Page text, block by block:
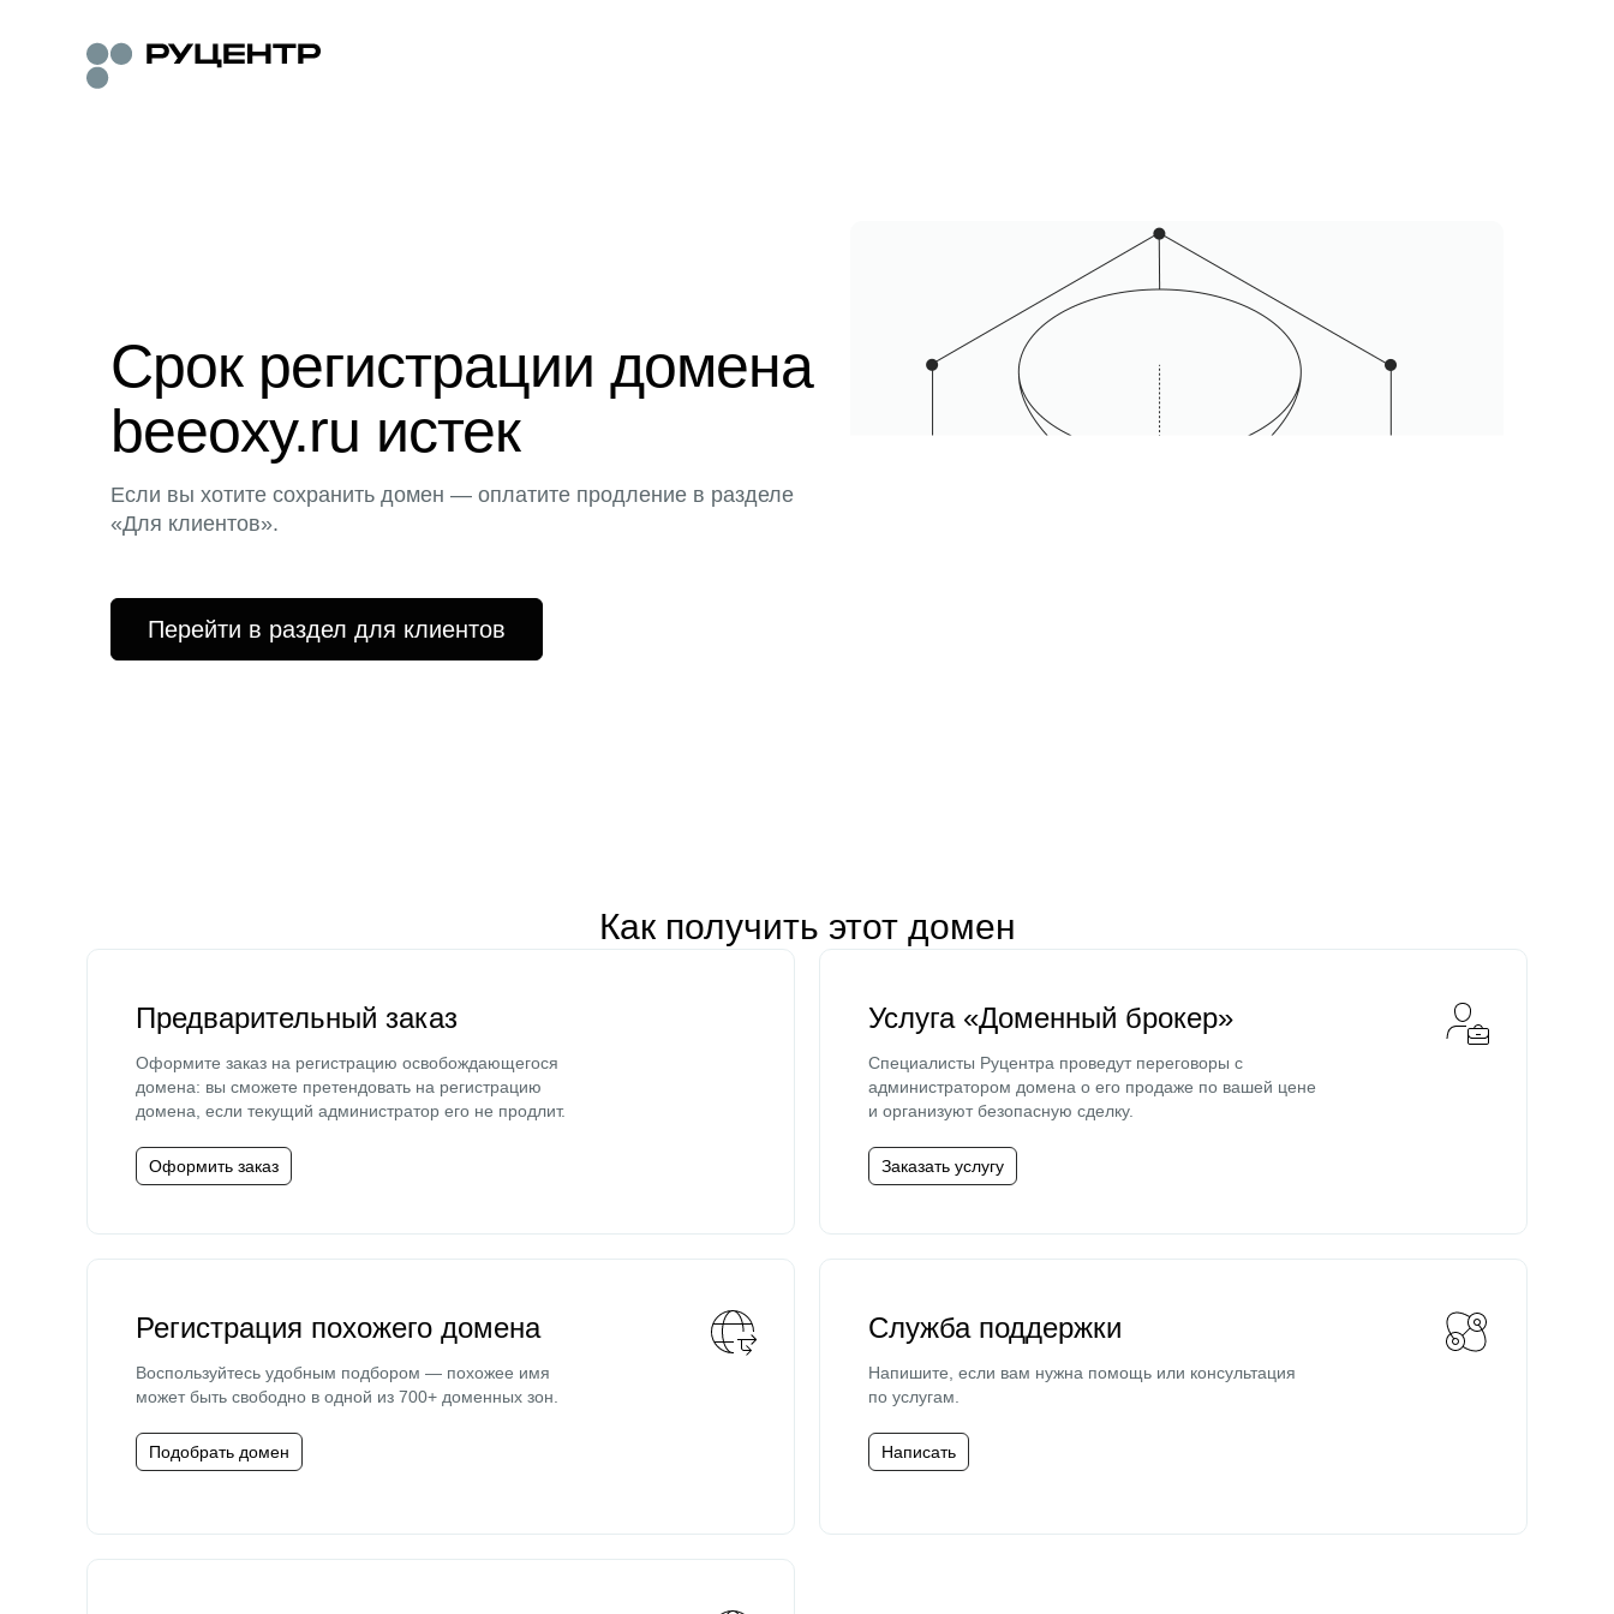
Срок регистрации домена
beeoxy.ru истек
Если вы хотите сохранить домен — оплатите продление в разделе
«Для клиентов».
Перейти в раздел для клиентов
Как получить этот домен
Предварительный заказ
Оформите заказ на регистрацию освобождающегося
домена: вы сможете претендовать на регистрацию
домена, если текущий администратор его не продлит.
Оформить заказ
Услуга «Доменный брокер»
Специалисты Руцентра проведут переговоры с
администратором домена о его продаже по вашей цене
и организуют безопасную сделку.
Заказать услугу
Регистрация похожего домена
Воспользуйтесь удобным подбором — похожее имя
может быть свободно в одной из 700+ доменных зон.
Подобрать домен
Служба поддержки
Напишите, если вам нужна помощь или консультация
по услугам.
Написать